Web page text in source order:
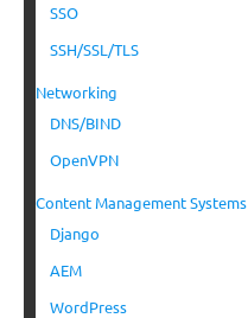
SSO
SSH/SSL/TLS
Networking
DNS/BIND
OpenVPN
Content Management Systems
Django
AEM
WordPress